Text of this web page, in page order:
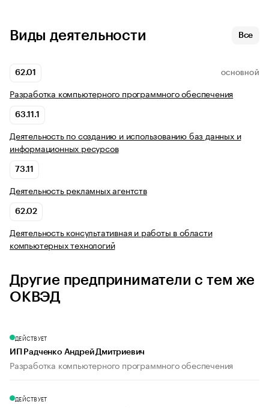
Виды деятельности Все
62.01 ОСНОВНОЙ
Разработка компьютерного программного обеспечения
63.11.1
Деятельность по созданию и использованию баз данных и
информационных ресурсов
73.11
Деятельность рекламных агентств
62.02
Деятельность консультативная и работы в области
компьютерных технологий
Другие предприниматели с тем же
ОКВЭД
ДЕЙСТВУЕТ
ИП Радченко Андрей Дмитриевич
Разработка компьютерного программного обеспечения
ДЕЙСТВУЕТ